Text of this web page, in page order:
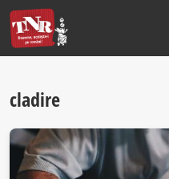
cladire